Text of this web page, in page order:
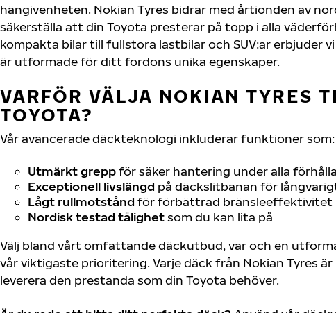
hängivenheten. Nokian Tyres bidrar med årtionden av
säkerställa att din Toyota presterar på topp i alla
kompakta bilar till fullstora lastbilar och SUV:ar erbjuder
är utformade för ditt fordons unika egenskaper.
VARFÖR VÄLJA NOKIAN TYRES
TOYOTA?
Vår avancerade däckteknologi inkluderar funktioner som:
Utmärkt greppför säker hantering under alla
Exceptionell livslängd på däckslitbanan för
Lågt rullmotstånd för förbättrad bränsleeffektivitet
Nordisk testad tålighetsom du kan lita på
Välj bland vårt omfattande däckutbud, var och en
vår viktigaste prioritering. Varje däck från Nokian Tyres
leverera den prestanda som din Toyota behöver.